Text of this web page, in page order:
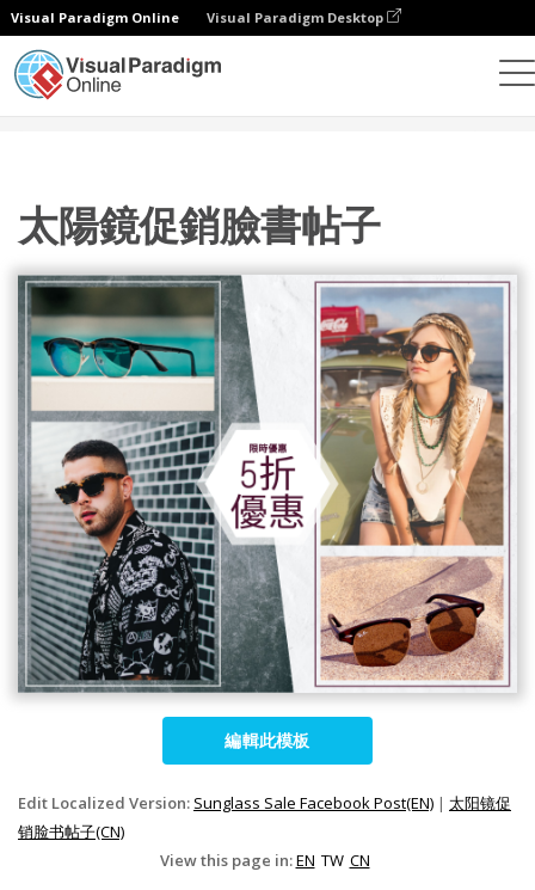
Visual Paradigm Online Visual Paradigm Desktop
太陽鏡促銷臉書帖子
編輯此模板
Edit Localized Version: Sunglass Sale Facebook Post(EN) | 太阳镜促
销脸书帖子(CN)
View this page in:EN TW CN